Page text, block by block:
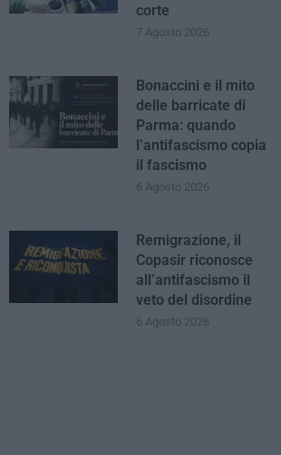
corte
7 Agosto 2026
Bonaccini e il mito
delle barricate di
Parma: quando
l’antifascismo copia
il fascismo
6 Agosto 2026
Remigrazione, il
Copasir riconosce
all’antifascismo il
veto del disordine
6 Agosto 2026